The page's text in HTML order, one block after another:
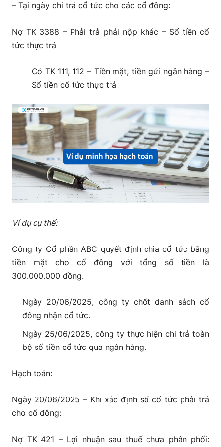
– Tại ngày chi trả cổ tức cho các cổ đông:
Nợ TK 3388 – Phải trả phải nộp khác – Số tiền cổ
tức thực trả
Có TK 111, 112 – Tiền mặt, tiền gửi ngân hàng –
Số tiền cổ tức thực trả
Ví dụ cụ thể:
Công ty Cổ phần ABC quyết định chia cổ tức bằng
tiền mặt cho cổ đông với tổng số tiền là
300.000.000 đồng.
Ngày 20/06/2025, công ty chốt danh sách cổ
đông nhận cổ tức.
Ngày 25/06/2025, công ty thực hiện chi trả toàn
bộ số tiền cổ tức qua ngân hàng.
Hạch toán:
Ngày 20/06/2025 – Khi xác định số cổ tức phải trả
cho cổ đông:
Nợ TK 421 – Lợi nhuận sau thuế chưa phân phối: